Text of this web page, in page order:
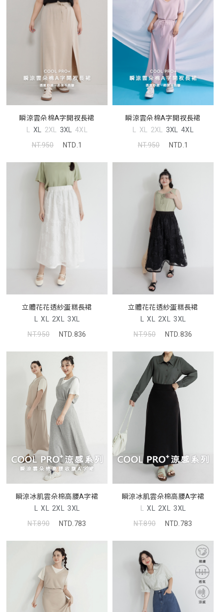
瞬涼雲朵棉A字開衩長裙
L XL 2XL 3XL 4XL
NT.950
NTD.1
瞬涼雲朵棉A字開衩長裙
L XL 2XL 3XL 4XL
NT.950
NTD.1
立體花花透紗蛋糕長裙
L XL 2XL 3XL
NT.950
NTD.836
立體花花透紗蛋糕長裙
L XL 2XL 3XL
NT.950
NTD.836
瞬涼冰肌雲朵棉高腰A字裙
L XL 2XL 3XL
NT.890
NTD.783
瞬涼冰肌雲朵棉高腰A字裙
L XL 2XL 3XL
NT.890
NTD.783